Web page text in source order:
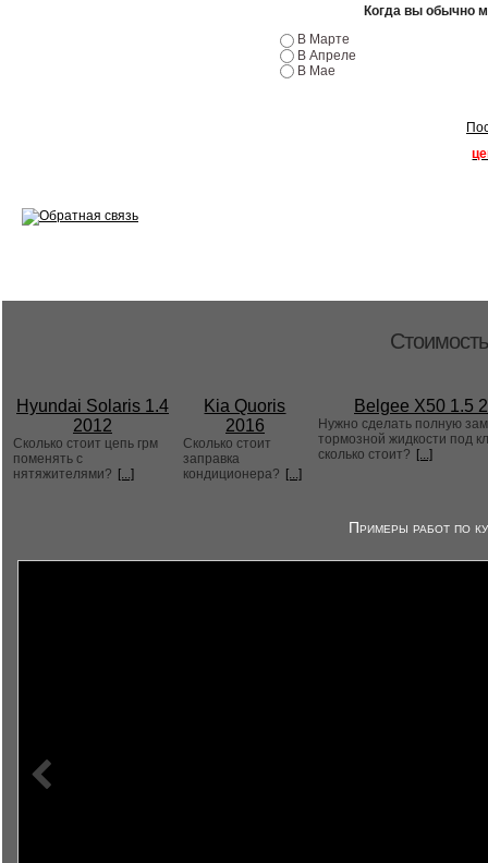
Когда вы обычно
В Марте
В Апреле
В Мае
Hyundai Solaris 1.4
2012
Сколько стоит цепь грм
поменять с
нятяжителями? [...]
Kia Quoris
2016
Сколько стоит
заправка
кондиционера? [...]
Belgee X50 1.5
Нужно сделать полную
тормозной жидкости под
сколько стоит? [...]
Примеры работ по